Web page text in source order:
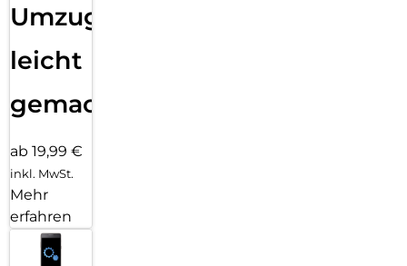
Umzug
leicht
gemacht!
ab 19,99 €
inkl. MwSt.
Mehr
erfahren